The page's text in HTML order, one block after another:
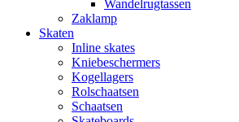
Wandelrugtassen
Zaklamp
Skaten
Inline skates
Kniebeschermers
Kogellagers
Rolschaatsen
Schaatsen